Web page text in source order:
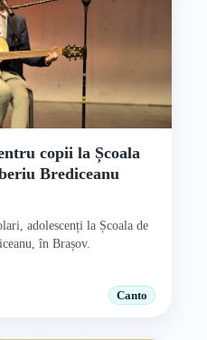
copii la Școala
Brediceanu
adolescenți la Școala de
în Brașov.
Canto